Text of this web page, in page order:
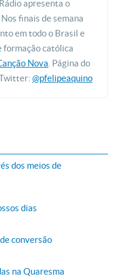
apresenta o
finais de semana
em todo o Brasil e
formação católica
Nova . Página do
@pfelipeaquino
dos meios de
dias
conversão
na Quaresma